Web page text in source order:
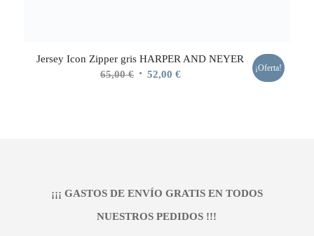
Jersey Icon Zipper gris HARPER AND NEYER
65,00€ El 52,00 €El
¡Oferta!
¡¡¡ GASTOS DE ENVÍO GRATIS EN TODOS
NUESTROS PEDIDOS !!!